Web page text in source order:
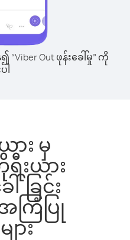
“Viber Out ဖုန်းခေါ်မှု” ကို
ါ
ား မှ
းယား
ါ်ခြင်း
ြံပြု
ား